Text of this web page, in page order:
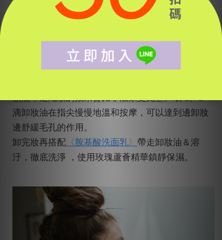
做完上述的基礎保濕工作，上妝前可以使用有
底妝建議找尋
油脂成分低
的乳霜、乳液類粉底
液，避免用粉餅和厚重的遮瑕。
對於卸妝，其實油肌人也可以用卸妝油，但是要選
妝油帶走殘妝的效果會比非油類更完整。取 1、2
滴卸妝油在指尖慢慢地溫和按摩，可以達到邊卸妝
邊舒緩毛孔的作用。
卸完妝再搭配 〈胺基酸洗面乳〉 帶走卸妝油＆溶
汙，徹底洗淨 ，使用玫瑰蘆薈精華鎮靜保濕。